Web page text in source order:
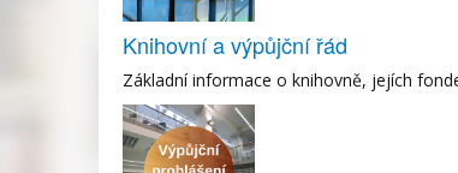
Knihovní a výpůjční řád
Základní informace o knihovně, jejích